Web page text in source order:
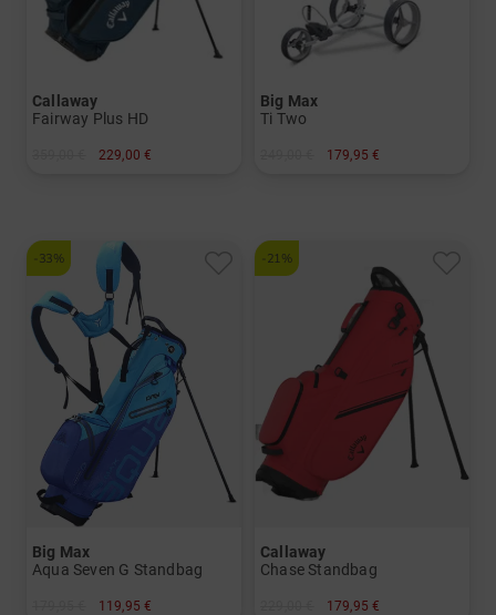
Callaway
Fairway Plus HD
229,00 €
Big Max
Ti Two
179,95 €
-33%
Big Max
Aqua Seven G Standbag
119,95 €
-21%
Callaway
Chase Standbag
179,95 €